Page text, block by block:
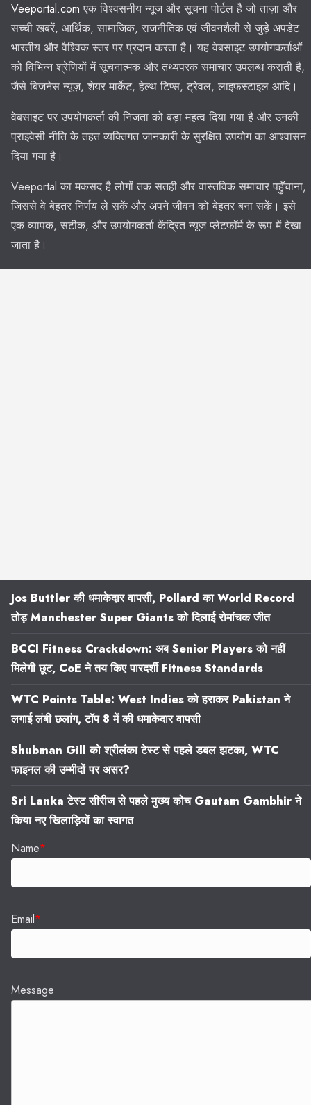
Veeportal.com एक विश्वसनीय न्यूज और सूचना पोर्टल है जो ताज़ा और
सच्ची खबरें, आर्थिक, सामाजिक, राजनीतिक एवं जीवनशैली से जुड़े अपडेट
भारतीय और वैश्विक स्तर पर प्रदान करता है। यह वेबसाइट उपयोगकर्ताओं
को विभिन्न श्रेणियों में सूचनात्मक और तथ्यपरक समाचार उपलब्ध कराती है,
जैसे बिजनेस न्यूज़, शेयर मार्केट, हेल्थ टिप्स, ट्रेवल, लाइफस्टाइल आदि।
वेबसाइट पर उपयोगकर्ता की निजता को बड़ा महत्व दिया गया है और उनकी
प्राइवेसी नीति के तहत व्यक्तिगत जानकारी के सुरक्षित उपयोग का आश्वासन
दिया गया है।
Veeportal का मकसद है लोगों तक सतही और वास्तविक समाचार पहुँचाना,
जिससे वे बेहतर निर्णय ले सकें और अपने जीवन को बेहतर बना सकें। इसे
एक व्यापक, सटीक, और उपयोगकर्ता केंद्रित न्यूज प्लेटफॉर्म के रूप में देखा
जाता है।
Jos Buttler की धमाकेदार वापसी, Pollard का World Record
तोड़ Manchester Super Giants को दिलाई रोमांचक जीत
BCCI Fitness Crackdown: अब Senior Players को नहीं
मिलेगी छूट, CoE ने तय किए पारदर्शी Fitness Standards
WTC Points Table: West Indies को हराकर Pakistan ने
लगाई लंबी छलांग, टॉप 8 में की धमाकेदार वापसी
Shubman Gill को श्रीलंका टेस्ट से पहले डबल झटका, WTC
फाइनल की उम्मीदों पर असर?
Sri Lanka टेस्ट सीरीज से पहले मुख्य कोच Gautam Gambhir ने
किया नए खिलाड़ियों का स्वागत
Name*
Email*
Message